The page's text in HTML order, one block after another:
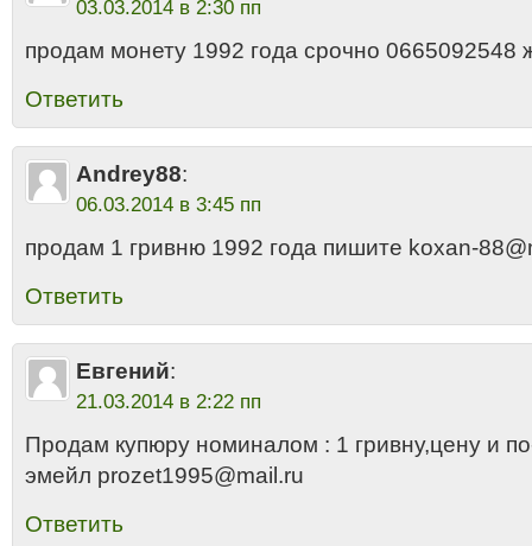
03.03.2014 в 2:30 пп
продам монету 1992 года срочно 0665092548
Ответить
Andrey88:
06.03.2014 в 3:45 пп
продам 1 гривню 1992 года пишите koxan-
Ответить
Евгений:
21.03.2014 в 2:22 пп
Продам купюру номиналом : 1 гривну,цену и
эмейл prozet1995@mail.ru
Ответить